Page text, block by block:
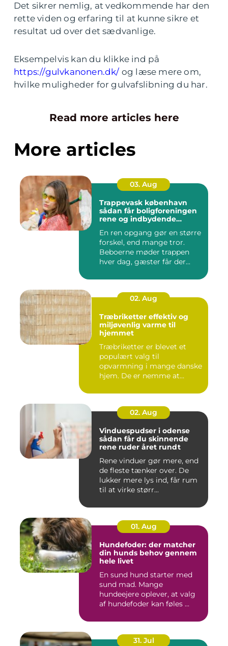
Det sikrer nemlig, at vedkommende har den
rette viden og erfaring til at kunne sikre et
resultat ud over det sædvanlige.
Eksempelvis kan du klikke ind på
https://gulvkanonen.dk/ og læse mere om,
hvilke muligheder for gulvafslibning du har.
Read more articles here
More articles
03. Aug
Trappevask københavn
sådan får boligforeningen
rene og indbydende
En ren opgang gør en større
forskel, end mange tror.
Beboerne møder trappen
hver dag, gæster får der...
02. Aug
Træbriketter effektiv og
miljøvenlig varme til
hjemmet
Træbriketter er blevet et
populært valg til
opvarmning i mange danske
hjem. De er nemme at
02. Aug
Vinduespudser i odense
sådan får du skinnende
rene ruder året rundt
Rene vinduer gør mere, end
de fleste tænker over. De
lukker mere lys ind, får rum
til at virke størr...
01. Aug
Hundefoder: der matcher
din hunds behov gennem
hele livet
En sund hund starter med
sund mad. Mange
hundeejere oplever, at valg
af hundefoder kan føles ...
31. Jul